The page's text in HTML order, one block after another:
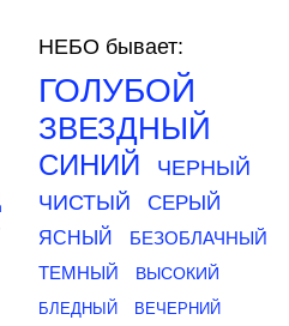
НЕБО бывает:
ГОЛУБОЙ
ЗВЕЗДНЫЙ
СИНИЙ
ЧЕРНЫЙ
ЧИСТЫЙ
СЕРЫЙ
ЯСНЫЙ
БЕЗОБЛАЧНЫЙ
ТЕМНЫЙ
ВЫСОКИЙ
БЛЕДНЫЙ
ВЕЧЕРНИЙ